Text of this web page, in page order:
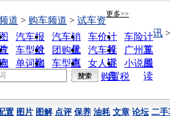
更多>>
汽车报
价
汽车销
量
车价计
算
车险计
算
车型对
比
团购优
惠
汽车投
诉
广州车
展
单词翻
车型查
询
女人宝
典
小说阅
读
道 > 购车频道 > 试车资
讯
购置税
置 图片 图解 点评 保养 油耗 文章 论坛 二手